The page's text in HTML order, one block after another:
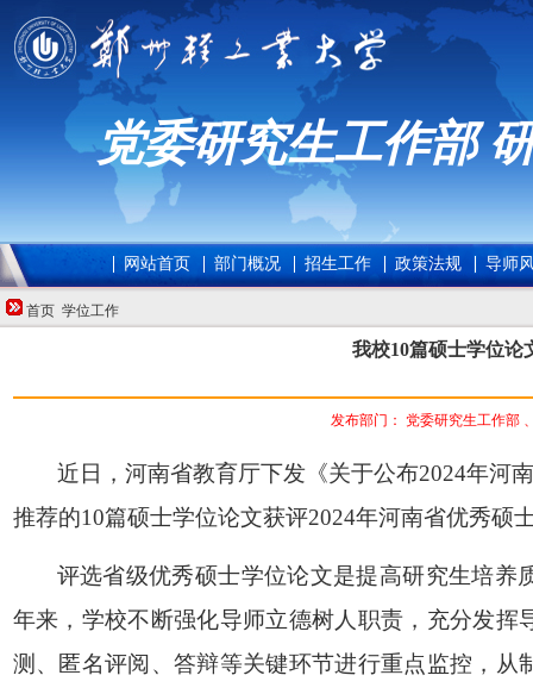
党委研究生工作部
网站首页 部门概况 招生工作 政策法规 导师
首页 学位工作
我校10篇硕士学位论
发布部门： 党委研究生工作部
近日，河南省教育厅下发《关于公布2024年河
推荐的10篇硕士学位论文获评2024年河南省优秀硕
评选省级优秀硕士学位论文是提高研究生培养
年来，学校不断强化导师立德树人职责，充分发
测、匿名评阅、答辩等关键环节进行重点监控，